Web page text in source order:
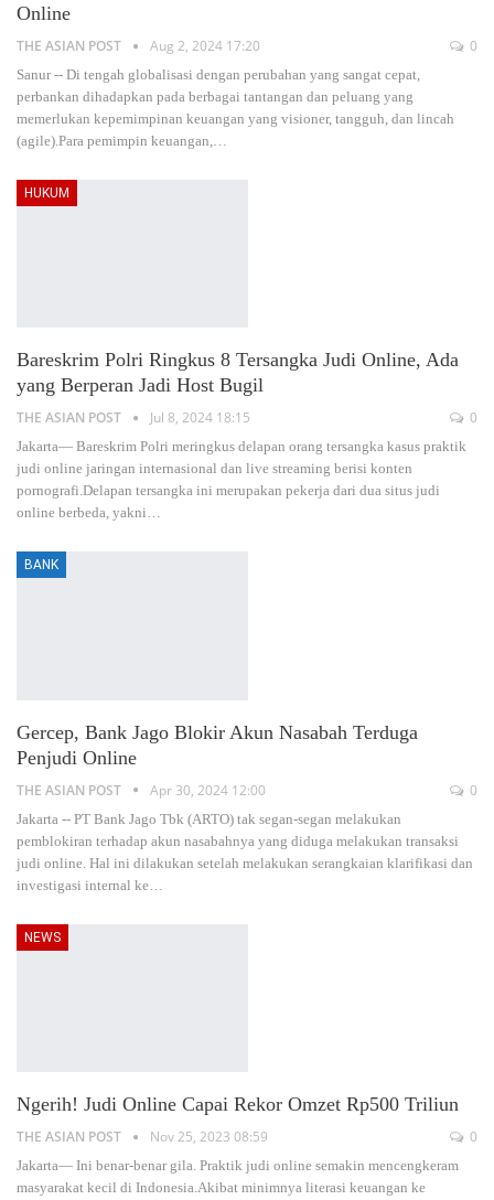
Online
THE ASIAN POST Aug 2, 2024 17:20 0
Sanur -- Di tengah globalisasi dengan perubahan yang sangat cepat,
perbankan dihadapkan pada berbagai tantangan dan peluang yang
memerlukan kepemimpinan keuangan yang visioner, tangguh, dan lincah
(agile).Para pemimpin keuangan,
HUKUM
Bareskrim Polri Ringkus 8 Tersangka Judi Online, Ada
yang Berperan Jadi Host Bugil
THE ASIAN POST Jul 8, 2024 18:15 0
Jakarta— Bareskrim Polri meringkus delapan orang tersangka kasus praktik
judi online jaringan internasional dan live streaming berisi konten
pornografi.Delapan tersangka ini merupakan pekerja dari dua situs judi
online berbeda, yakni…
BANK
Gercep, Bank Jago Blokir Akun Nasabah Terduga
Penjudi Online
THE ASIAN POST Apr 30, 2024 12:00 0
Jakarta -- PT Bank Jago Tbk (ARTO) tak segan-segan melakukan
pemblokiran terhadap akun nasabahnya yang diduga melakukan transaksi
judi online. Hal ini dilakukan setelah melakukan serangkaian klarifikasi dan
investigasi internal ke
NEWS
Ngerih! Judi Online Capai Rekor Omzet Rp500 Triliun
THE ASIAN POST Nov 25, 2023 08:59 0
Jakarta— Ini benar-benar gila. Praktik judi online semakin mencengkeram
masyarakat kecil di Indonesia.Akibat minimnya literasi keuangan ke